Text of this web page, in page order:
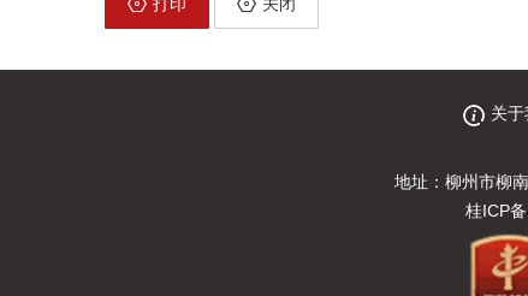
打印 关闭
关于
地址：柳州市柳
桂ICP